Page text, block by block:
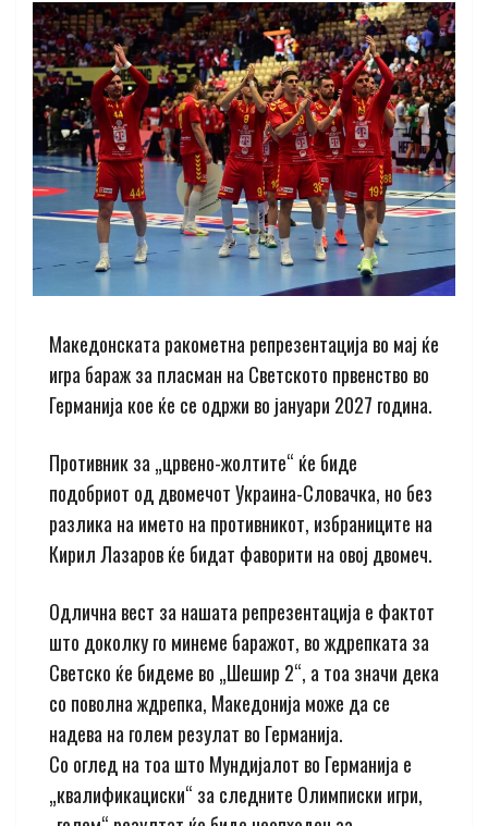
Македонската ракометна репрезентација во мај ќе
игра бараж за пласман на Светското првенство во
Германија кое ќе се одржи во јануари 2027 година.
Противник за „црвено-жолтите“ ќе биде
подобриот од двомечот Украина-Словачка, но без
разлика на името на противникот, избраниците на
Кирил Лазаров ќе бидат фаворити на овој двомеч.
Одлична вест за нашата репрезентација е фактот
што доколку го минеме баражот, во ждрепката за
Светско ќе бидеме во „Шешир 2“, а тоа значи дека
со поволна ждрепка, Македонија може да се
надева на голем резулат во Германија.
Со оглед на тоа што Мундијалот во Германија е
„квалификациски“ за следните Олимписки игри,